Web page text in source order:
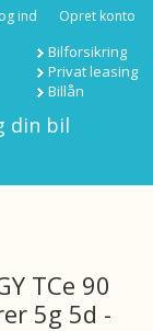
ind Opret konto
Bilforsikring
Privat leasing
Billån
din bil
TCe 90
5g 5d -